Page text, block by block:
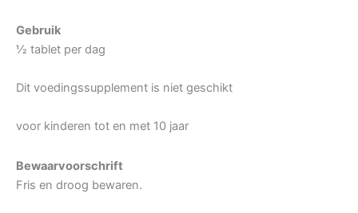
Gebruik
½ tablet per dag
Dit voedingssupplement is niet geschikt
voor kinderen tot en met 10 jaar
Bewaarvoorschrift
Fris en droog bewaren.